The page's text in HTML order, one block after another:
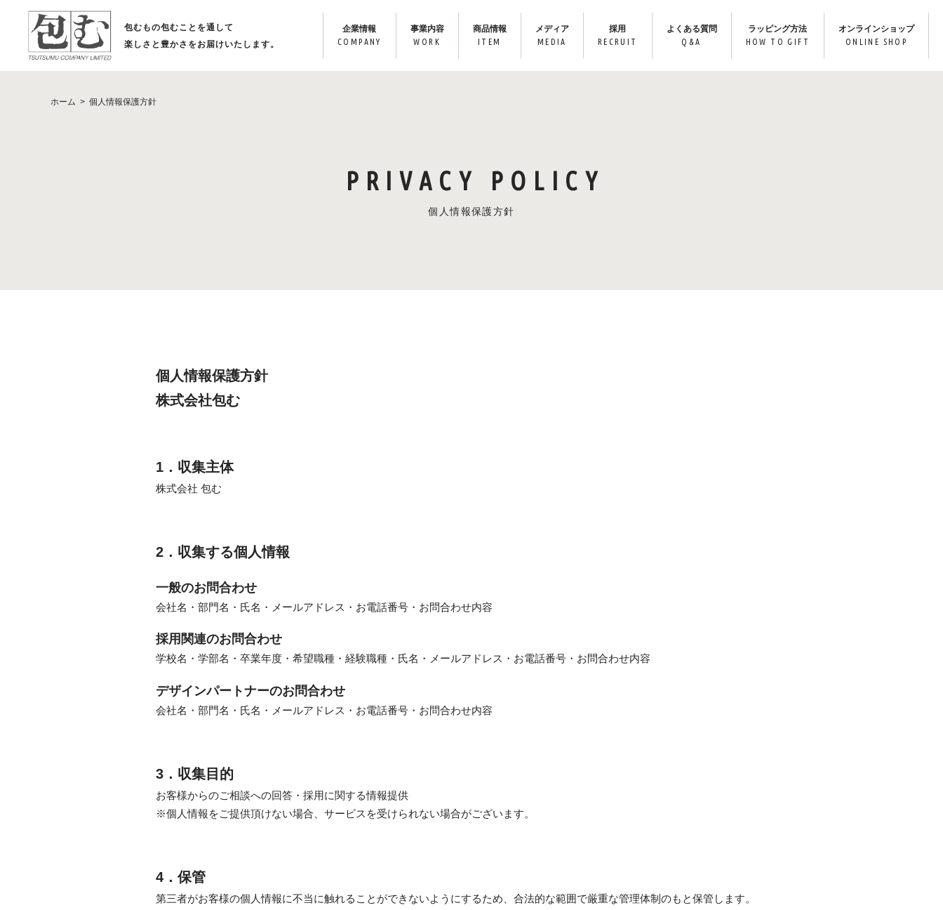
包むもの包むことを通して
楽しさと豊かさをお届けいたします。
企業情報
COMPANY
事業内容
WORK
商品情報
ITEM
メディア
MEDIA
採用
RECRUIT
よくある質問
Q&A
ラッピング方法
HOW TO GIFT
オンラインショップ
ONLINE SHOP
ホーム 個人情報保護方針
PRIVACY POLICY
個人情報保護方針
個人情報保護方針
株式会社包む
1．収集主体
株式会社 包む
2．収集する個人情報
一般のお問合わせ
会社名・部門名・氏名・メールアドレス・お電話番号・お問合わせ内容
採用関連のお問合わせ
学校名・学部名・卒業年度・希望職種・経験職種・氏名・メールアドレス・お電話番号・お問合わせ内容
デザインパートナーのお問合わせ
会社名・部門名・氏名・メールアドレス・お電話番号・お問合わせ内容
3．収集目的
お客様からのご相談への回答・採用に関する情報提供
※個人情報をご提供頂けない場合、サービスを受けられない場合がございます。
4．保管
第三者がお客様の個人情報に不当に触れることができないようにするため、合法的な範囲で厳重な管理体制のもと保管します。